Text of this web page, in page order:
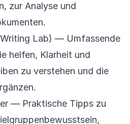
zur Analyse und
Lab) — Umfassende
helfen, Klarheit und
zu verstehen und die
— Praktische Tipps zu